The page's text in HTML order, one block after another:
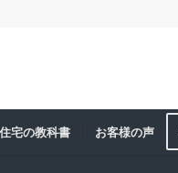
宅の教科書 お客様の声